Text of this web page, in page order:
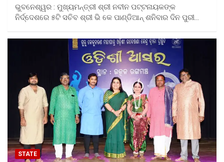
ଭୁବନେଶ୍ୱର : ମୁଖ୍ୟମନ୍ତ୍ରୀ ଶ୍ରୀ ନବୀନ ପଟ୍ଟନାୟକଙ୍କ
ନିର୍ଦ୍ଦେଶରେ ୫ଟି ସଚିବ ଶ୍ରୀ ଭି କେ ପାଣ୍ଡିଆନ୍ ଶନିବାର ଦିନ ପୁରୀ…
STATE